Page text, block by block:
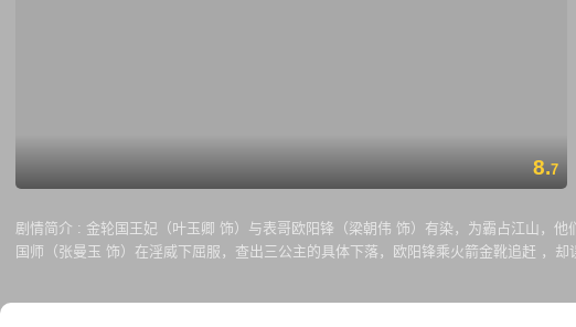
8.7
剧情简介 : 金轮国王妃（叶玉卿 饰）与表哥欧阳锋（梁朝伟 饰）有染，为霸占江山，
国师（张曼玉 饰）在淫威下屈服，查出三公主的具体下落，欧阳锋乘火箭金靴追赶 ，
山的三公主邀得师弟黄药师（张国荣 饰）与师妹（王祖贤 饰）相助，再加上前来寻